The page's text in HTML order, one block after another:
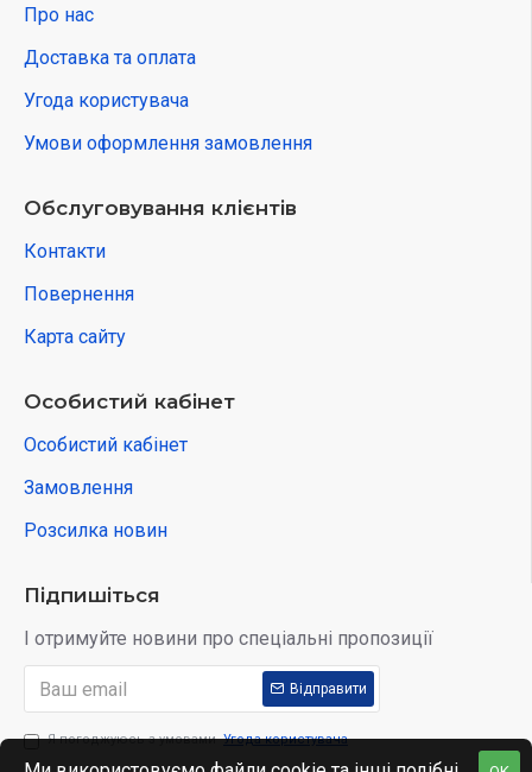
Про нас
Доставка та оплата
Угода користувача
Умови оформлення замовлення
Обслуговування клієнтів
Контакти
Повернення
Карта сайту
Особистий кабінет
Особистий кабінет
Замовлення
Розсилка новин
Підпишіться
І отримуйте новини про спеціальні пропозиції
Відправити
Я погоджуюсь з умовами Угода користувача